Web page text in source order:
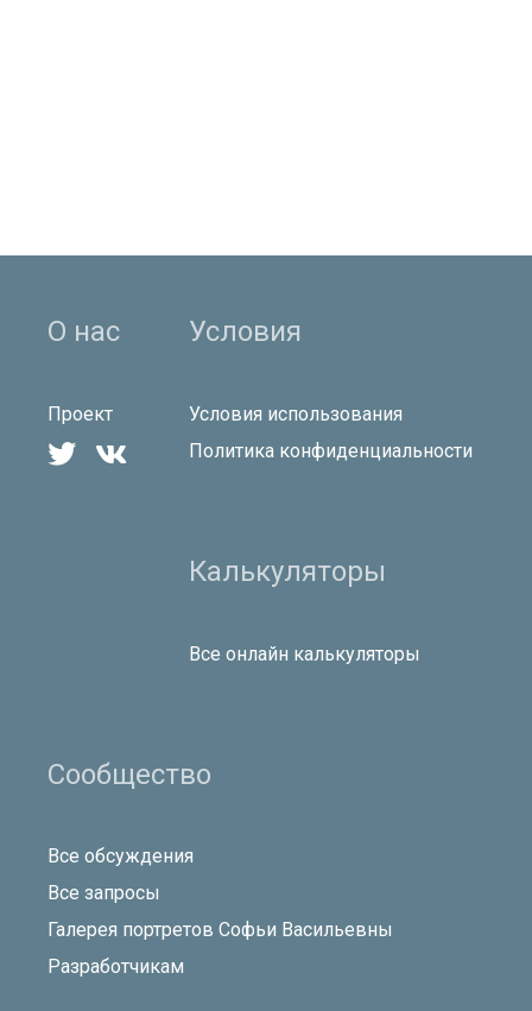
О нас
Проект
 
Условия
Условия использования
Политика конфиденциальности
Калькуляторы
Все онлайн калькуляторы
Сообщество
Все обсуждения
Все запросы
Галерея портретов Софьи Васильевны
Разработчикам